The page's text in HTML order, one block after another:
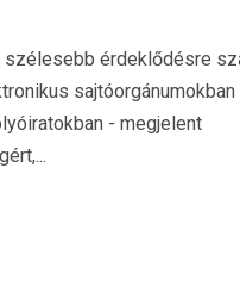
szélesebb érdeklődésre
sajtóorgánumokban
- megjelent